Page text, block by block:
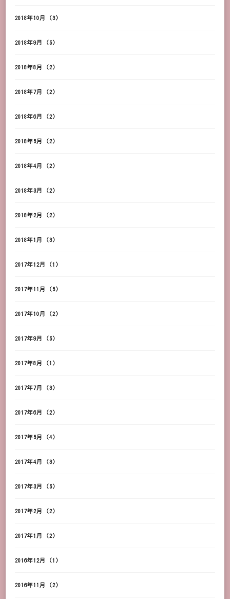
2018年10月 (3)
2018年9月 (5)
2018年8月 (2)
2018年7月 (2)
2018年6月 (2)
2018年5月 (2)
2018年4月 (2)
2018年3月 (2)
2018年2月 (2)
2018年1月 (3)
2017年12月 (1)
2017年11月 (5)
2017年10月 (2)
2017年9月 (5)
2017年8月 (1)
2017年7月 (3)
2017年6月 (2)
2017年5月 (4)
2017年4月 (3)
2017年3月 (5)
2017年2月 (2)
2017年1月 (2)
2016年12月 (1)
2016年11月 (2)